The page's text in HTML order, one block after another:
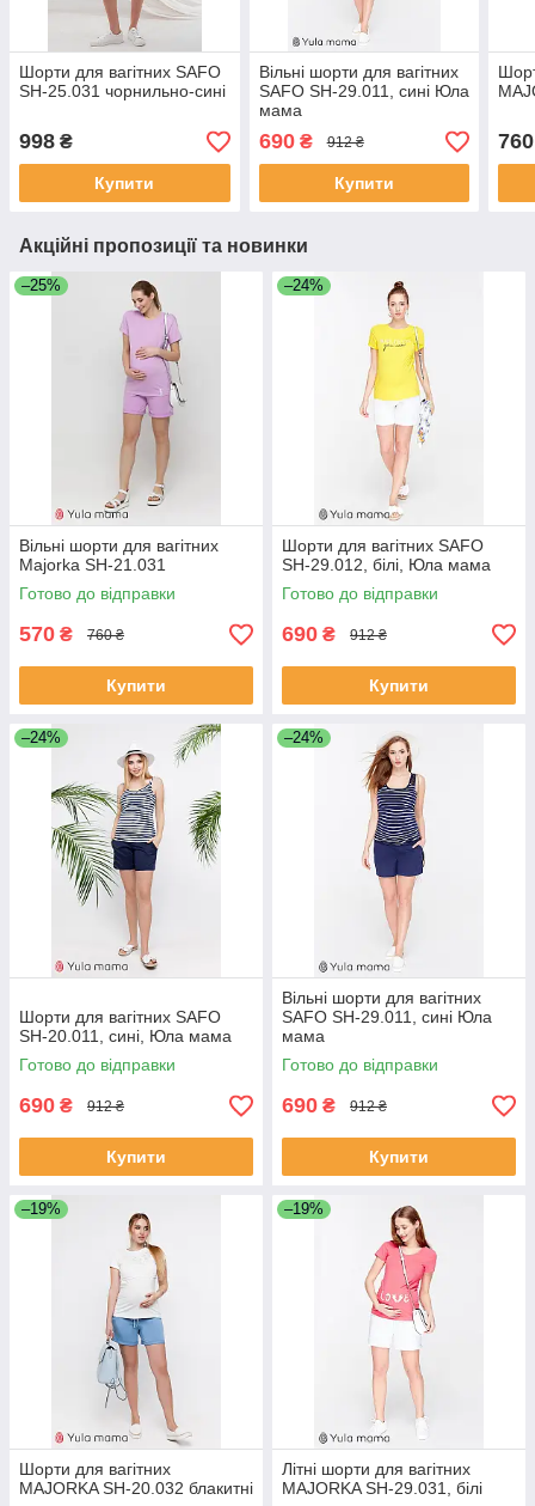
Шорти для вагітних SAFO
SH-25.031 чорнильно-сині
998 ₴
Купити
Вільні шорти для вагітних
SAFO SH-29.011, сині Юла
мама
690₴ 912 ₴
Купити
760
Акційні пропозиції та новинки
–25%
Вільні шорти для вагітних
Majorka SH-21.031
Готово до відправки
570 ₴ 760 ₴
Купити
–24%
Шорти для вагітних SAFO
SH-29.012, білі, Юла мама
Готово до відправки
690 ₴ 912 ₴
Купити
–24%
Шорти для вагітних SAFO
SH-20.011, сині, Юла мама
Готово до відправки
690 ₴ 912 ₴
Купити
–24%
Вільні шорти для вагітних
SAFO SH-29.011, сині Юла
мама
Готово до відправки
690 ₴ 912 ₴
Купити
–19%
Шорти для вагітних
MAJORKA SH-20.032 блакитні
–19%
Літні шорти для вагітних
MAJORKA SH-29.031, білі